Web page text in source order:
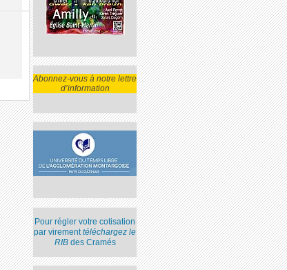
Abonnez-vous à notre lettre
d’information
Pour régler votre cotisation
par virementtéléchargez le
RIBdes Cramés